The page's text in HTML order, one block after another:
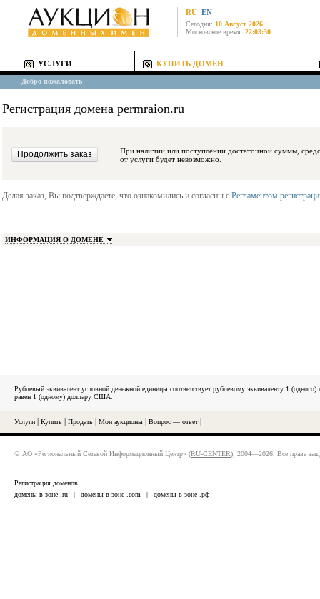
RU EN
Сегодня: 10 Август 2026
Московское время: 22:03:30
УСЛУГИ КУПИТЬ ДОМЕН
Добро пожаловать
Регистрация домена permraion.ru
При наличии или поступлении достаточной суммы, средства будут
от услуги будет невозможно.
Делая заказ, Вы подтверждаете, что ознакомились и согласны с Регламентом
ИНФОРМАЦИЯ О ДОМЕНЕ
Рублевый эквивалент условной денежной единицы соответствует рублевому эквиваленту 1
равен 1 (одному) доллару США.
Услуги Купить Продать Мои аукционы Вопрос — ответ|
© АО «Региональный Сетевой Информационный Центр» (RU-CENTER), 2004—2026. Все права
Регистрация доменов
домены в зоне .ru
| домены в зоне .com | домены в зоне .рф